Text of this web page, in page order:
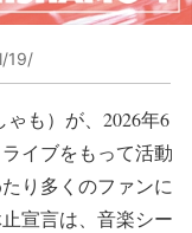
19/
も）が、2026年6
イブをもって活動
り多くのファンに
宣言は、音楽シー